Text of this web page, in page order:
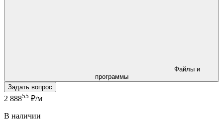
программы
Задать вопрос
2 88855 ₽/м
В наличии